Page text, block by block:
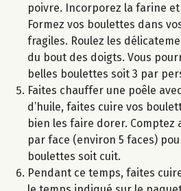
poivre. Incorporez la farine
Formez vos boulettes dans
fragiles. Roulez les
du bout des doigts. Vous
belles boulettes soit 3 par
Faites chauffer une poêle
d’huile, faites cuire vos
bien les faire dorer. Comptez
par face (environ 5 faces)
boulettes soit cuit.
Pendant ce temps, faites